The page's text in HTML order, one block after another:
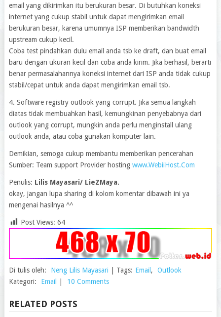
email yang dikirimkan itu berukuran besar. Di butuhkan koneksi
internet yang cukup stabil untuk dapat mengirimkan email
berukuran besar, karena umumnya ISP memberikan bandwidth
upstream cukup kecil.
Coba test pindahkan dulu email anda tsb ke draft, dan buat email
baru dengan ukuran kecil dan coba anda kirim. Jika berhasil, berarti
benar permasalahannya koneksi internet dari ISP anda tidak cukup
stabil/cepat untuk anda dapat mengirimkan email tsb.
4. Software registry outlook yang corrupt. Jika semua langkah
diatas tidak membuahkan hasil, kemungkinan penyebabnya dari
outlook yang corrupt, mungkin anda perlu menginstall ulang
outlook anda, atau coba gunakan komputer lain.
Demikian, semoga cukup membantu memberikan pencerahan
Sumber: Team support Provider hosting www.WebiiHost.Com
Penulis: Lilis Mayasari/ LieZMaya.
okay, jangan lupa sharing di kolom komentar dibawah ini ya
mengenai hasilnya ^^
Post Views: 64
Di tulis oleh: Neng Lilis Mayasari Tags: Email ,
Outlook
Kategori:
Email 10 Comments
RELATED POSTS